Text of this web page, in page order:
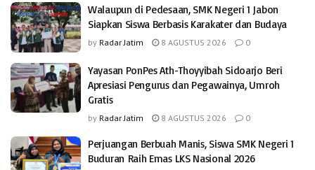
Walaupun di Pedesaan, SMK Negeri 1 Jabon
Siapkan Siswa Berbasis Karakater dan Budaya
by Radar Jatim 8 AGUSTUS 2026 0
Yayasan PonPes Ath-Thoyyibah Sidoarjo Beri
Apresiasi Pengurus dan Pegawainya, Umroh
Gratis
by Radar Jatim 8 AGUSTUS 2026 0
Perjuangan Berbuah Manis, Siswa SMK Negeri 1
Buduran Raih Emas LKS Nasional 2026